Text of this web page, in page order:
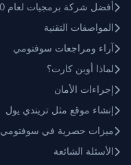
أفضل شركة برمجيات لعام 2020
المواصفات التقنية
آراء ومراجعات سوفتومي
لماذا أوبن كارت؟
إجراءات الأمان
إنشاء موقع مثل تريندي يول
ميزات حصرية في سوفتومي
الأسئلة الشائعة